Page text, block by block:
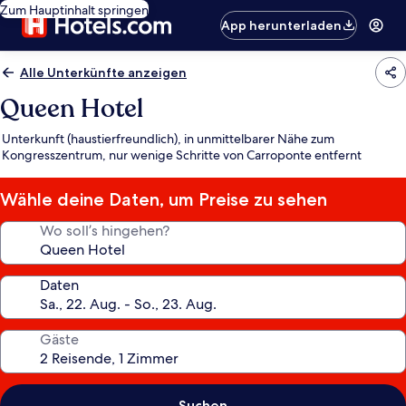
Zum Hauptinhalt springen
App herunterladen
Alle Unterkünfte anzeigen
Queen Hotel
Unterkunft (haustierfreundlich), in unmittelbarer Nähe zum
Kongresszentrum, nur wenige Schritte von Carroponte entfernt
Wähle deine Daten, um Preise zu sehen
Wo soll’s hingehen?
Daten
Gäste